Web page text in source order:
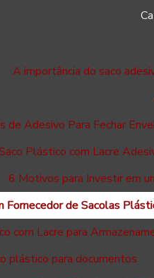
A importância do saco
de Adesivo Para Fechar
Plástico com Lacre
6 Motivos para Investir em
Fornecedor de Sacolas
com Lacre para
plástico para documentos